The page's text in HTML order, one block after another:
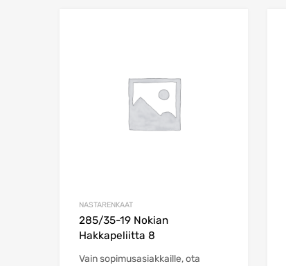
NASTARENKAAT
285/35-19 Nokian
Hakkapeliitta 8
Vain sopimusasiakkaille, ota